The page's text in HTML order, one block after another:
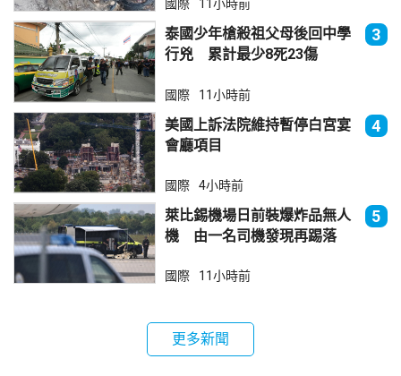
國際 11小時前
泰國少年槍殺祖父母後回中學
行兇 累計最少8死23傷
3
國際 11小時前
美國上訴法院維持暫停白宮宴
會廳項目
4
國際 4小時前
萊比錫機場日前裝爆炸品無人
機 由一名司機發現再踢落
5
國際 11小時前
更多新聞